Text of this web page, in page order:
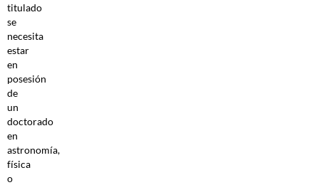
titulado
se
necesita
estar
en
posesión
de
un
doctorado
en
astronomía,
física
o